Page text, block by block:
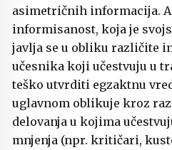
asimetričnih informacija.
informisanost, koja je
javlja se u obliku različite
učesnika koji učestvuju u
teško utvrditi egzaktnu
uglavnom oblikuje kroz
delovanja u kojima
mnjenja (npr. kritičari,